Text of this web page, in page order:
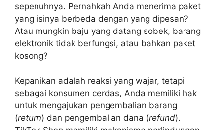
sepenuhnya. Pernahkah Anda menerima paket
yang isinya berbeda dengan yang dipesan?
Atau mungkin baju yang datang sobek, barang
elektronik tidak berfungsi, atau bahkan paket
kosong?
Kepanikan adalah reaksi yang wajar, tetapi
sebagai konsumen cerdas, Anda memiliki hak
untuk mengajukan pengembalian barang
(return) dan pengembalian dana (refund).